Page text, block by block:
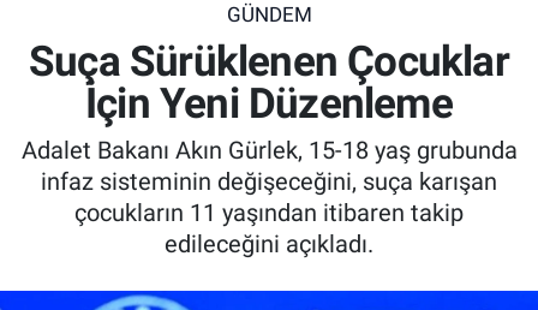
GÜNDEM
Suça Sürüklenen Çocuklar
İçin Yeni Düzenleme
Adalet Bakanı Akın Gürlek, 15-18 yaş grubunda
infaz sisteminin değişeceğini, suça karışan
çocukların 11 yaşından itibaren takip
edileceğini açıkladı.
KULİS MEYDANI
1461 TRABZON
FUTBOL
Son Dakika Haberleri
Haber Arşivi